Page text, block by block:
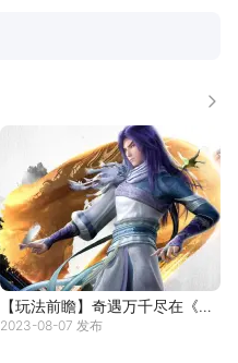
更多
【玩法前瞻】奇遇万千尽在《秦
时明月：沧海》手游
2023-08-07 发布